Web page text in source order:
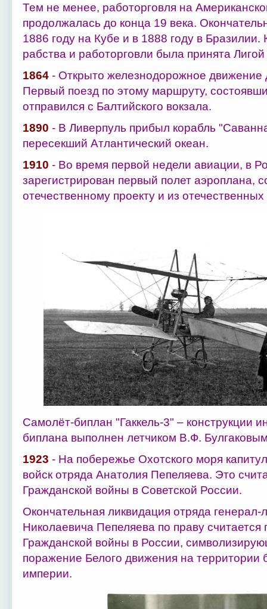
Тем не менее, работорговля на
продолжалась до конца 19 века.
1886 году на Кубе и в 1888 году в
рабства и работорговли была принята
1864- Открыто железнодорожное движение
Первый поезд по этому маршруту,
отправился с Балтийского вокзала.
1890 - В Ливерпуль прибыл корабль
пересекший Атлантический океан.
1910 - Во время первой недели авиации, в
зарегистрирован первый полет аэроплана,
отечественному проекту и из
Самолёт-биплан "Гаккель-3" – конструкции
биплана выполнен летчиком В.Ф.
1923 - На побережье Охотского моря
войск отряда Анатолия Пепеляева. Это
Гражданской войны в Советской России.
Окончательная ликвидация отряда
Николаевича Пепеляева по праву
Гражданской войны в России,
поражение Белого движения на территории
империи.